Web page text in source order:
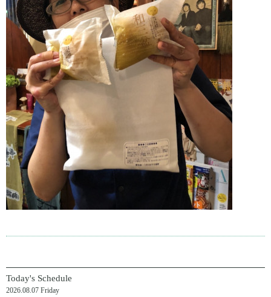
Today's Schedule
2026.08.07 Friday